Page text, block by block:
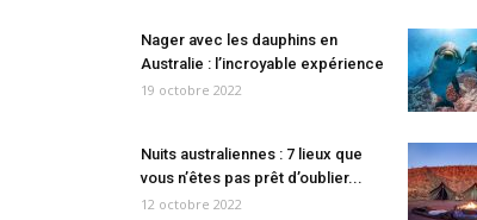
Nager avec les dauphins en
Australie : l’incroyable expérience
19 octobre 2022
Nuits australiennes : 7 lieux que
vous n’êtes pas prêt d’oublier...
12 octobre 2022